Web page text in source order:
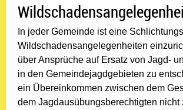
In jeder Gemeinde ist eine
Wildschadensangelegenheiten
über Ansprüche auf Ersatz von Jagd-
in den Gemeindejagdgebieten zu
ein Übereinkommen zwischen dem
dem Jagdausübungsberechtigten nicht